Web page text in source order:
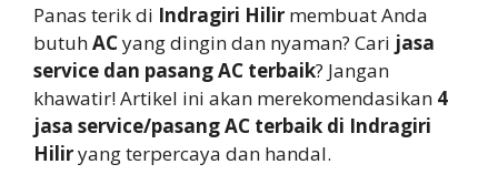
Panas terik di Indragiri Hilir membuat Anda
butuhACyang dingin dan nyaman? Cari jasa
service dan pasang AC terbaik? Jangan
khawatir! Artikel ini akan merekomendasikan 4
jasa service/pasang AC terbaik di Indragiri
Hiliryang terpercaya dan handal.